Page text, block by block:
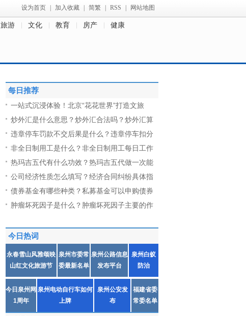
设为首页 加入收藏 简繁 RSS 网站地图
旅游 文化 教育 房产 健康
每日推荐
一站式沉浸体验！北京“花花世界”打造文旅
炒外汇是什么意思？炒外汇合法吗？炒外汇算
违章停车罚款不交后果是什么？违章停车扣分
非全日制用工是什么？非全日制用工每日工作
热玛吉五代有什么功效？热玛吉五代做一次能
公司经济性质怎么填写？经济合同纠纷具体指
债券基金有哪些种类？私募基金可以申购债券
肿瘤坏死因子是什么？肿瘤坏死因子主要的作
今日热词
永春雪山风雅颂映
山红文化旅游节
泉州市委常
委最新名单
泉州公路信息
发布平台
泉州白蚁
防治
今日泉州网
1周年
泉州电动自行车如何
上牌
泉州公安发
布
福建省委
常委名单